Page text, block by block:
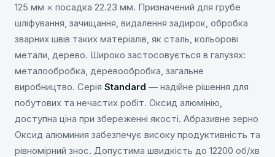
125 мм × посадка 22.23 мм. Призначений для грубе
шліфування, зачищання, видалення задирок, обробка
зварних швів таких матеріалів, як сталь, кольорові
метали, дерево. Широко застосовується в галузях:
металообробка, деревообробка, загальне
виробництво. Серія Standard — надійне рішення для
побутових та нечастих робіт. Оксид алюмінію,
доступна ціна при збереженні якості. Абразивне зерно
Оксид алюминия забезпечує високу продуктивність та
рівномірний знос. Допустима швидкість до 12200 об/хв